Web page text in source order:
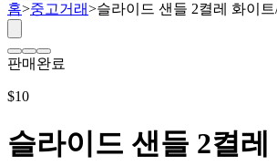
홈>중고거래>슬라이드 샌들 2켤레 화이트
판매완료
$10
슬라이드 샌들 2켤